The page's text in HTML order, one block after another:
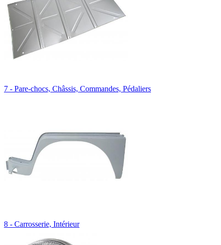
7 - Pare-chocs, Châssis, Commandes, Pédaliers
8 - Carrosserie, Intérieur